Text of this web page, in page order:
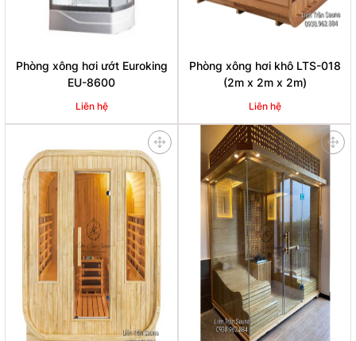
Phòng xông hơi ướt Euroking
EU-8600
Liên hệ
Phòng xông hơi khô LTS-018
(2m x 2m x 2m)
Liên hệ